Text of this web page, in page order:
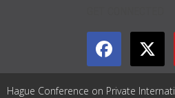
Hague Conference on Private